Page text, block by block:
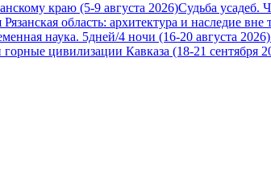
краю (5-9 августа 2026)Судьба усадеб.
Рязанская область: архитектура и наследие
наука. 5дней/4 ночи (16-20 августа 2026)
цивилизации Кавказа (18-21 сентября